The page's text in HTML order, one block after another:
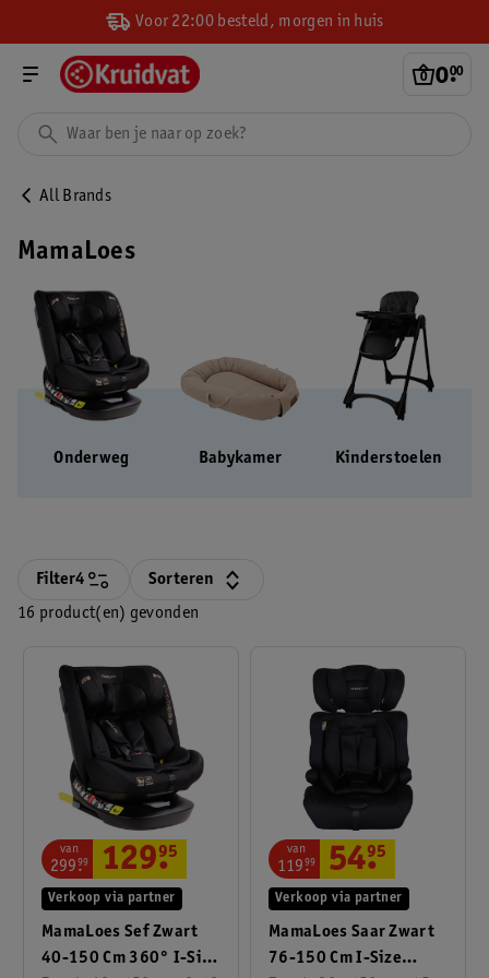
Voor 22:00 besteld, morgen in huis
0.
00
All Brands
MamaLoes
Onderweg Babykamer Kinderstoelen
16 product(en) gevonden
Filter4 Sorteren
MamaLoes Sef Zwart
40-150 Cm 360° I-Size
Verkoop via partner
van
299.
99 129.
95
MamaLoes Saar Zwart
76-150 Cm I-Size
Verkoop via partner
van
119.
99 54.
95